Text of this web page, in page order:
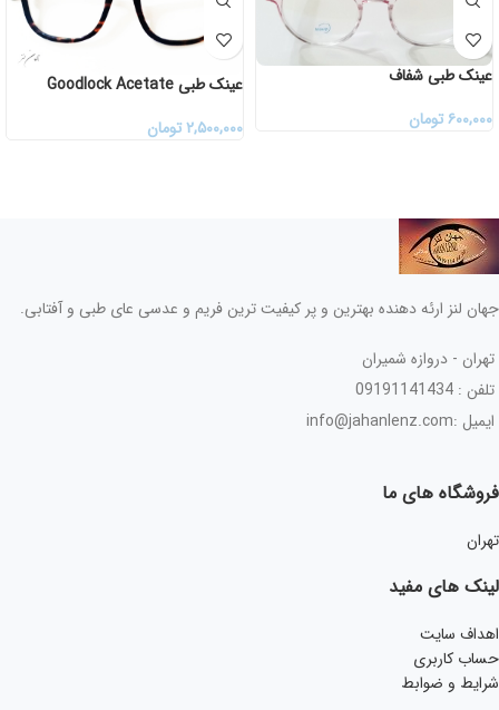
عینک طبی شفاف
۶۰۰,۰۰۰تومان
عینک طبی Goodlock Acetate
۲,۵۰۰,۰۰۰تومان
جهان لنز ارئه دهنده بهترین و پر کیفیت ترین فریم و عدسی عای طبی و آفتابی.
تهران - دروازه شمیران
تلفن : 09191141434
ایمیل :info@jahanlenz.com
فروشگاه های ما
تهران
لینک های مفید
اهداف سایت
حساب کاربری
شرایط و ضوابط